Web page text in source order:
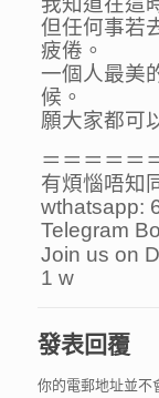
但任何事若
疲倦。
一個人最美
候。
願大家都可
＝＝＝＝＝
有煩惱唔知
wthatsapp:
Telegram
Join us on
1 w
發表回覆
你的電郵地址並不